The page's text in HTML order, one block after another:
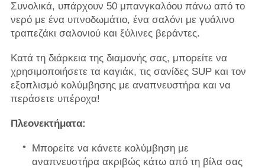
Συνολικά, υπάρχουν 50 μπανγκαλόου πάνω από το
νερό με ένα υπνοδωμάτιο, ένα σαλόνι με γυάλινο
τραπεζάκι σαλονιού και ξύλινες βεράντες.
Κατά τη διάρκεια της διαμονής σας, μπορείτε να
χρησιμοποιήσετε τα καγιάκ, τις σανίδες SUP και τον
εξοπλισμό κολύμβησης με αναπνευστήρα και να
περάσετε υπέροχα!
Πλεονεκτήματα:
Μπορείτε να κάνετε κολύμβηση με
αναπνευστήρα ακριβώς κάτω από τη βίλα σας